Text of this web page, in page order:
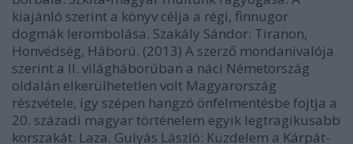
kiajánló szerint a könyv célja a régi, finnugor
dogmák lerombolása. Szakály Sándor: Tiranon,
Honvédség, Háború. (2013) A szerző mondanivalója
szerint a II. világháborúban a náci Németország
oldalán elkerülhetetlen volt Magyarország
részvétele, így szépen hangzó önfelmentésbe fojtja a
20. századi magyar történelem egyik legtragikusabb
korszakát. Laza. Gulyás László: Küzdelem a Kárpát-